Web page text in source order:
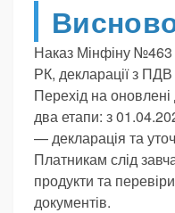
Наказ Мінфіну
РК, декларації з
Перехід на
два етапи: з
— декларація та
Платникам слід
продукти та
документів.